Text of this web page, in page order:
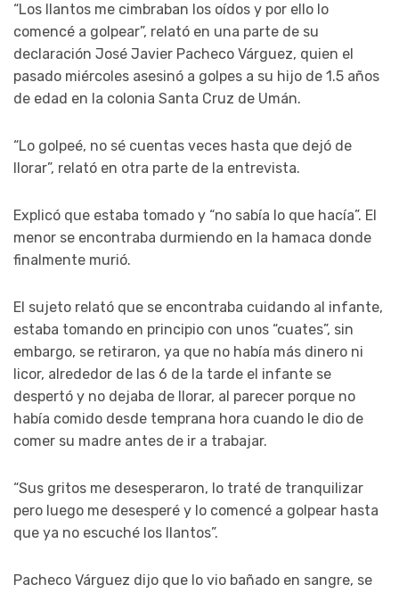
“Los llantos me cimbraban los oídos y por ello lo
comencé a golpear”, relató en una parte de su
declaración José Javier Pacheco Várguez, quien el
pasado miércoles asesinó a golpes a su hijo de 1.5 años
de edad en la colonia Santa Cruz de Umán.
“Lo golpeé, no sé cuentas veces hasta que dejó de
llorar”, relató en otra parte de la entrevista.
Explicó que estaba tomado y “no sabía lo que hacía”. El
menor se encontraba durmiendo en la hamaca donde
finalmente murió.
El sujeto relató que se encontraba cuidando al infante,
estaba tomando en principio con unos “cuates”, sin
embargo, se retiraron, ya que no había más dinero ni
licor, alrededor de las 6 de la tarde el infante se
despertó y no dejaba de llorar, al parecer porque no
había comido desde temprana hora cuando le dio de
comer su madre antes de ir a trabajar.
“Sus gritos me desesperaron, lo traté de tranquilizar
pero luego me desesperé y lo comencé a golpear hasta
que ya no escuché los llantos”.
Pacheco Várguez dijo que lo vio bañado en sangre, se